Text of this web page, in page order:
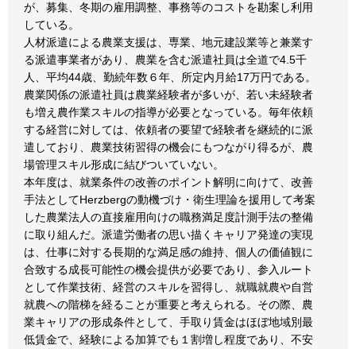
が、募集、冬期の雇用調整、事務等のコストを勘案し利用
している。
人材派遣による農業支援は、専業、地元建設業等と兼業す
る派遣事業者があり、農業を含む派遣社員は全道で4.5千
人、平均44歳、勤続年数６年、所定内月給17万円である。
農業関係の派遣社員は農業経験者が多いが、若い未経験者
も増え農作業スキルの指導が必要となっている。毎年依頼
する経営に対しては、依頼者の要望で経験者を継続的に派
遣しており、農業技術習得の機会にもつながり得るが、農
場管理スキル形成に結びついていない。
本年度は、就業条件の改善のポイント解明に向けて、改善
手法としてHerzbergの動機づけ・衛生理論を援用して考案
した農業法人の直接雇用向けの職務満足度計測手法の整備
に取り組んだ。派遣労働者の思い描くキャリア発達の実現
は、仕事に対する長期的な満足感の維持、個人の価値観に
合致する成長可能性の機会提供が必要であり、参入ルート
として作業技術、経営のスキルを習得し、就職就農や自営
就農への階梯を経ることが重要と考えられる。その際、農
業キャリアの形成条件として、手取り賃金はほぼ地域別最
低賃金で、経験による加算でも１割増し程度であり、不安